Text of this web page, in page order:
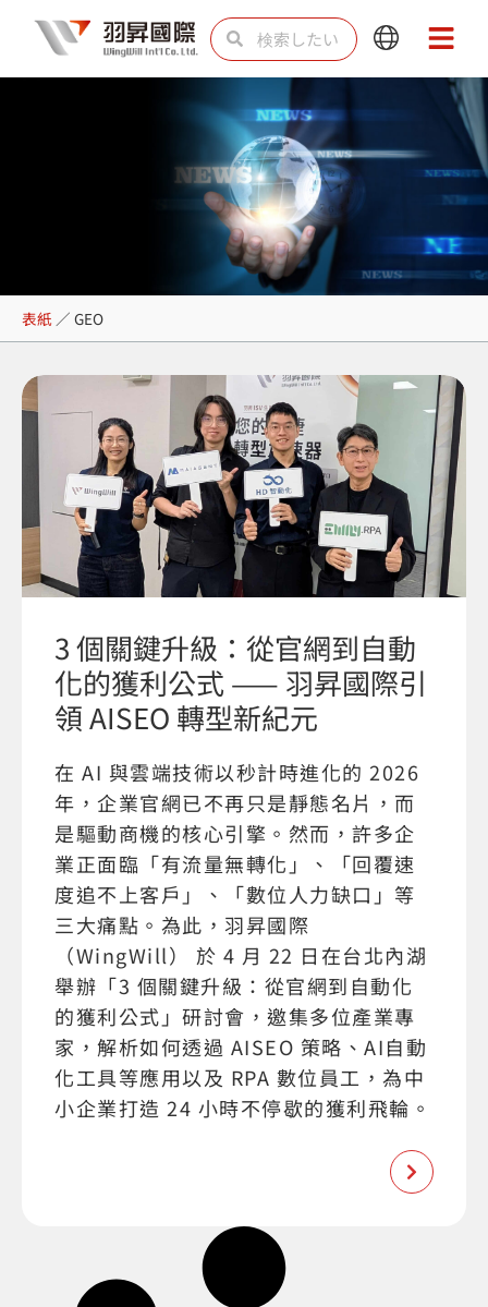
を
検
索 索
Main
Menu
Main
Menu
GEO
表紙 ／ GEO
3 個關鍵升級：從官網到自動
化的獲利公式 —— 羽昇國際引
領 AISEO 轉型新紀元
在 AI 與雲端技術以秒計時進化的 2026
年，企業官網已不再只是靜態名片，而
是驅動商機的核心引擎。然而，許多企
業正面臨「有流量無轉化」、「回覆速
度追不上客戶」、「數位人力缺口」等
三大痛點。為此，羽昇國際
（WingWill） 於 4 月 22 日在台北內湖
舉辦「3 個關鍵升級：從官網到自動化
的獲利公式」研討會，邀集多位產業專
家，解析如何透過 AISEO 策略、AI自動
化工具等應用以及 RPA 數位員工，為中
小企業打造 24 小時不停歇的獲利飛輪。